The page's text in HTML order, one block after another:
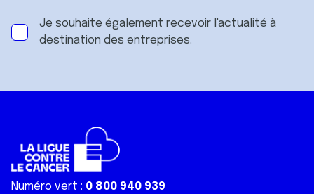
Je souhaite également recevoir l'actualité à
destination des entreprises.
Numéro vert : 0 800 940 939